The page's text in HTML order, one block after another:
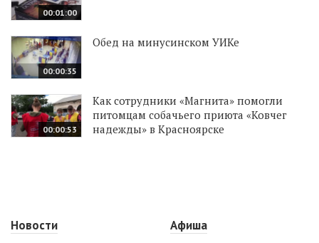
00:01:00
00:00:35
Обед на минусинском УИКе
00:00:53
Как сотрудники «Магнита» помогли
питомцам собачьего приюта «Ковчег
надежды» в Красноярске
Новости
Афиша